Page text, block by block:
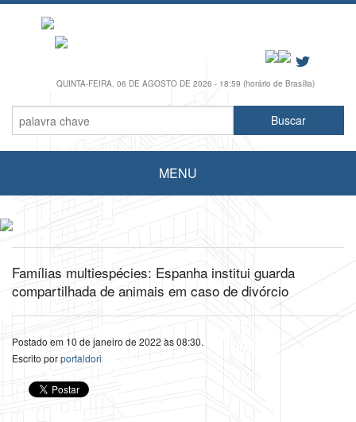
QUINTA-FEIRA, 06 DE AGOSTO DE 2026 - 18:59 (horário de Brasília)
MENU
Famílias multiespécies: Espanha institui guarda
compartilhada de animais em caso de divórcio
Postado em 10 de janeiro de 2022 às 08:30.
Escrito porportaldori